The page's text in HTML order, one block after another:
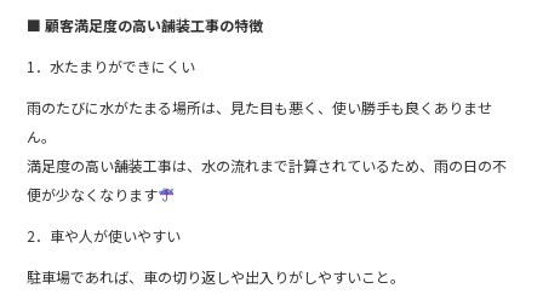
■ 顧客満足度の高い舗装工事の特徴
1．水たまりができにくい
雨のたびに水がたまる場所は、見た目も悪く、使い勝手も良くありませ
ん。
満足度の高い舗装工事は、水の流れまで計算されているため、雨の日の不
便が少なくなります
2．車や人が使いやすい
駐車場であれば、車の切り返しや出入りがしやすいこと。